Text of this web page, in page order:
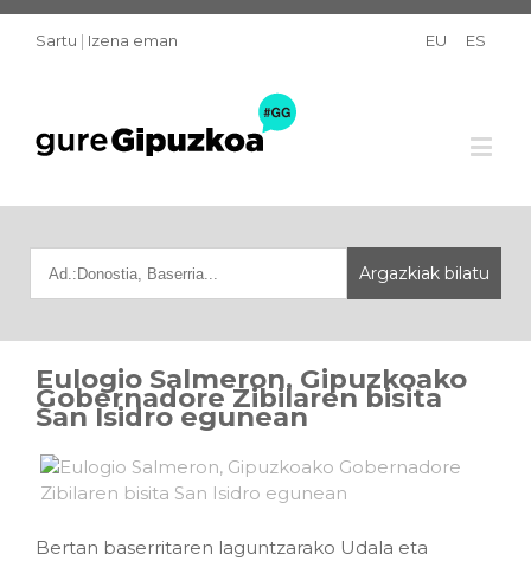
Sartu | Izena eman EU ES
Eulogio Salmeron, Gipuzkoako
Gobernadore Zibilaren bisita
San Isidro egunean
Bertan baserritaren laguntzarako Udala eta